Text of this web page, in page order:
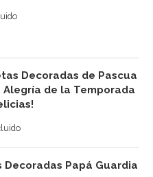
Decoradas de Pascua
Alegría de la Temporada
Papá Guardia